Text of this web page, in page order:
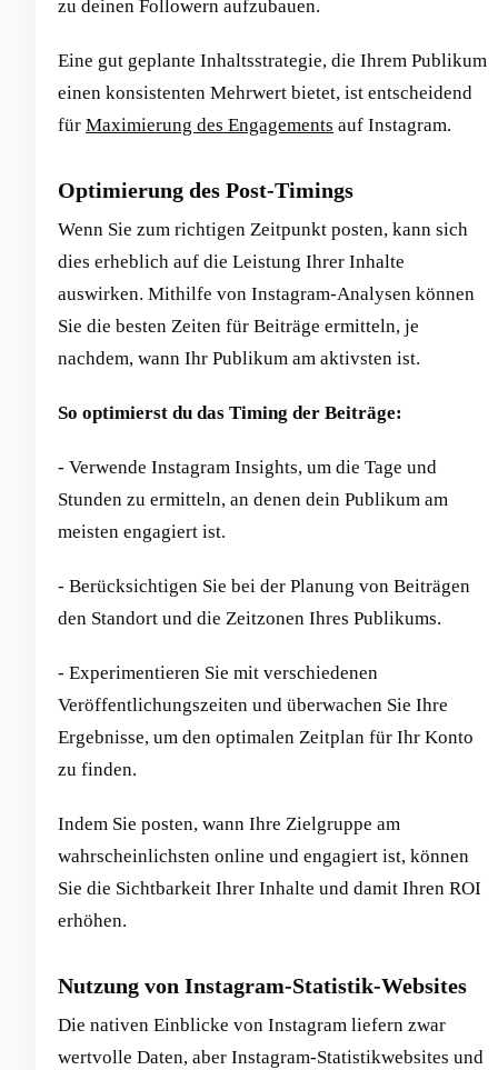
zu deinen Followern aufzubauen.
Eine gut geplante Inhaltsstrategie, die Ihrem Publikum
einen konsistenten Mehrwert bietet, ist entscheidend
für Maximierung des Engagements auf Instagram.
Optimierung des Post-Timings
Wenn Sie zum richtigen Zeitpunkt posten, kann sich
dies erheblich auf die Leistung Ihrer Inhalte
auswirken. Mithilfe von Instagram-Analysen können
Sie die besten Zeiten für Beiträge ermitteln, je
nachdem, wann Ihr Publikum am aktivsten ist.
So optimierst du das Timing der Beiträge:
- Verwende Instagram Insights, um die Tage und
Stunden zu ermitteln, an denen dein Publikum am
meisten engagiert ist.
- Berücksichtigen Sie bei der Planung von Beiträgen
den Standort und die Zeitzonen Ihres Publikums.
- Experimentieren Sie mit verschiedenen
Veröffentlichungszeiten und überwachen Sie Ihre
Ergebnisse, um den optimalen Zeitplan für Ihr Konto
zu finden.
Indem Sie posten, wann Ihre Zielgruppe am
wahrscheinlichsten online und engagiert ist, können
Sie die Sichtbarkeit Ihrer Inhalte und damit Ihren ROI
erhöhen.
Nutzung von Instagram-Statistik-Websites
Die nativen Einblicke von Instagram liefern zwar
wertvolle Daten, aber Instagram-Statistikwebsites und